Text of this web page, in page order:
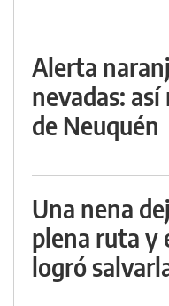
Alerta
nevadas:
de Neuquén
Una nena
plena ruta y
logró